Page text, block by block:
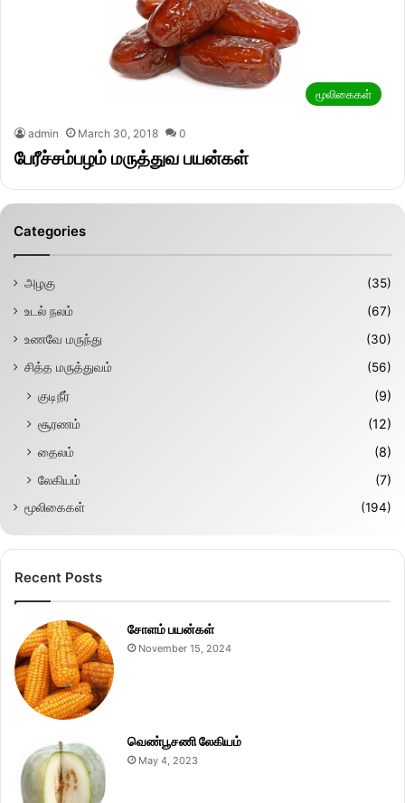
மூலிகைகள்
admin March 30, 2018 0
பேரீச்சம்பழம் மருத்துவ பயன்கள்
Categories
அழகு
(35)
உடல் நலம்
(67)
உணவே மருந்து
(30)
சித்த மருத்துவம்
(56)
குடிநீர்
(9)
சூரணம்
(12)
தைலம்
(8)
லேகியம்
(7)
மூலிகைகள் (194)
Recent Posts
சோளம் பயன்கள்
November 15, 2024
வெண்பூசணி லேகியம்
May 4, 2023